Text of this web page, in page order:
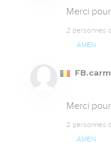
Merci
2 personnes
AMEN
Merci
2 personnes
AMEN